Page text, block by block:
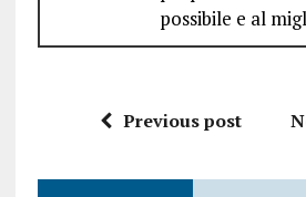
possibile e al
Previous post